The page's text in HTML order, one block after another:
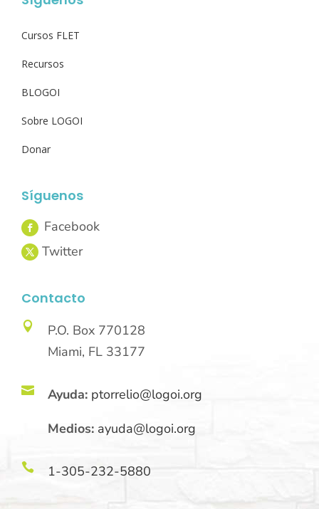
Cursos FLET
Recursos
BLOGOI
Sobre LOGOI
Donar
Síguenos
Contacto

P.O. Box 770128
Miami, FL 33177
 Ayuda: ptorrelio@logoi.org
Medios: ayuda@logoi.org
 1-305-232-5880